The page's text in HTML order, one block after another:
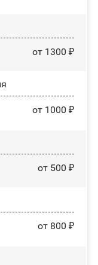
от 1300 ₽
от 1000 ₽
от 500 ₽
от 800 ₽